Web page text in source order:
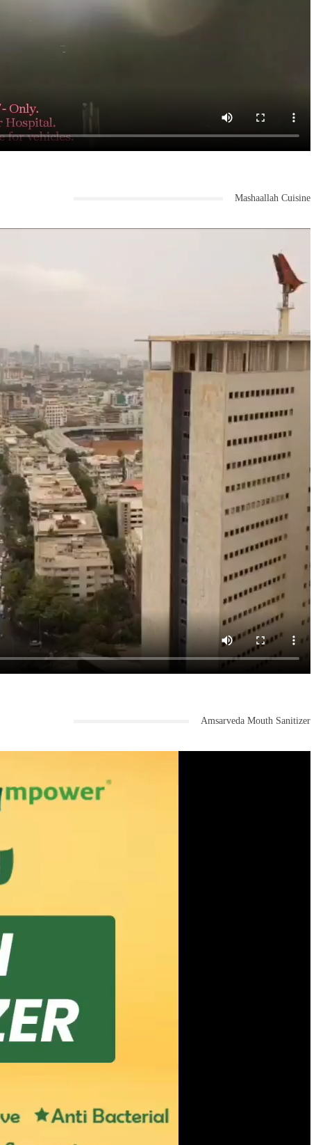
Mashaallah Cuisine
Amsarveda Mouth Sanitizer